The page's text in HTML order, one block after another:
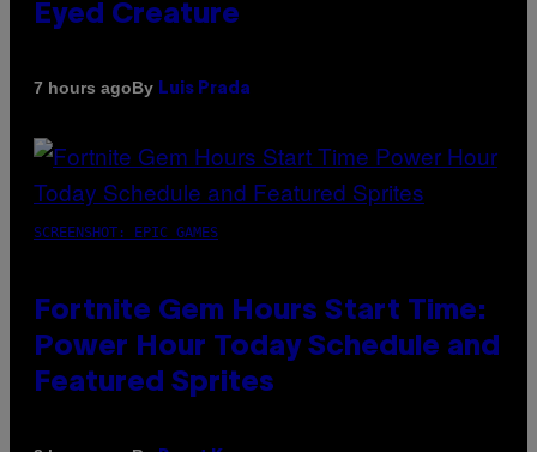
Eyed Creature
7 hours agoBy Luis Prada
SCREENSHOT: EPIC GAMES
Fortnite Gem Hours Start Time:
Power Hour Today Schedule and
Featured Sprites